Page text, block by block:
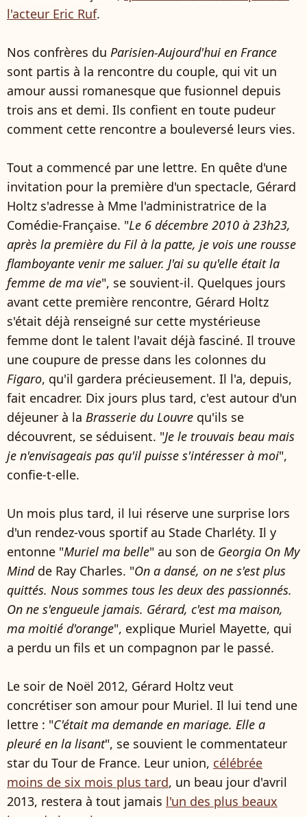
l'acteur Eric Ruf.
Nos confrères du Parisien-Aujourd'hui en France
sont partis à la rencontre du couple, qui vit un
amour aussi romanesque que fusionnel depuis
trois ans et demi. Ils confient en toute pudeur
comment cette rencontre a bouleversé leurs vies.
Tout a commencé par une lettre. En quête d'une
invitation pour la première d'un spectacle, Gérard
Holtz s'adresse à Mme l'administratrice de la
Comédie-Française. "Le 6 décembre 2010 à 23h23,
après la première du Fil à la patte, je vois une rousse
flamboyante venir me saluer. J'ai su qu'elle était la
femme de ma vie", se souvient-il. Quelques jours
avant cette première rencontre, Gérard Holtz
s'était déjà renseigné sur cette mystérieuse
femme dont le talent l'avait déjà fasciné. Il trouve
une coupure de presse dans les colonnes du
Figaro, qu'il gardera précieusement. Il l'a, depuis,
fait encadrer. Dix jours plus tard, c'est autour d'un
déjeuner à la Brasserie du Louvre qu'ils se
découvrent, se séduisent. "Je le trouvais beau mais
je n'envisageais pas qu'il puisse s'intéresser à moi",
confie-t-elle.
Un mois plus tard, il lui réserve une surprise lors
d'un rendez-vous sportif au Stade Charléty. Il y
entonne "Muriel ma belle" au son de Georgia On My
Mindde Ray Charles. "On a dansé, on ne s'est plus
quittés. Nous sommes tous les deux des passionnés.
On ne s'engueule jamais. Gérard, c'est ma maison,
ma moitié d'orange", explique Muriel Mayette, qui
a perdu un fils et un compagnon par le passé.
Le soir de Noël 2012, Gérard Holtz veut
concrétiser son amour pour Muriel. Il lui tend une
lettre : "C'était ma demande en mariage. Elle a
pleuré en la lisant", se souvient le commentateur
star du Tour de France. Leur union, célébrée
moins de six mois plus tard, un beau jour d'avril
2013, restera à tout jamais l'un des plus beaux